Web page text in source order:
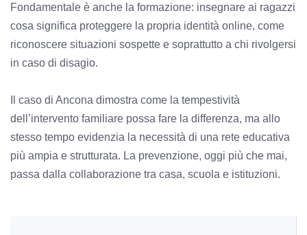
Fondamentale è anche la formazione: insegnare ai ragazzi
cosa significa proteggere la propria identità online, come
riconoscere situazioni sospette e soprattutto a chi rivolgersi
in caso di disagio.
Il caso di Ancona dimostra come la tempestività
dell’intervento familiare possa fare la differenza, ma allo
stesso tempo evidenzia la necessità di una rete educativa
più ampia e strutturata. La prevenzione, oggi più che mai,
passa dalla collaborazione tra casa, scuola e istituzioni.